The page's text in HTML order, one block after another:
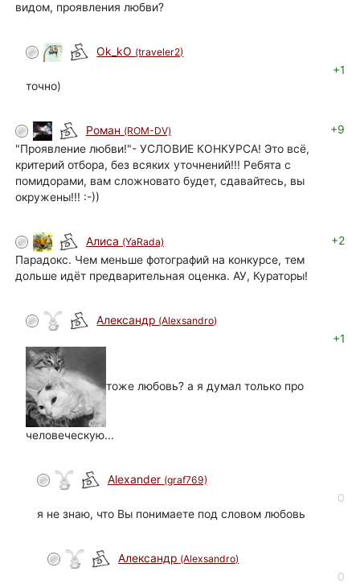
видом, проявления любви?
Ok_kO (traveler2)
+1
точно)
Роман (ROM-DV)
+9
"Проявление любви!"- УСЛОВИЕ КОНКУРСА! Это всё,
критерий отбора, без всяких уточнений!!! Ребята с
помидорами, вам сложновато будет, сдавайтесь, вы
окружены!!! :-))
Алиса (YaRada)
+2
Парадокс. Чем меньше фотографий на конкурсе, тем
дольше идёт предварительная оценка. АУ, Кураторы!
Александр (Alexsandro)
+1
тоже любовь? а я думал только про
человеческую...
Alexander (graf769)
0
я не знаю, что Вы понимаете под словом любовь
Александр (Alexsandro)
0